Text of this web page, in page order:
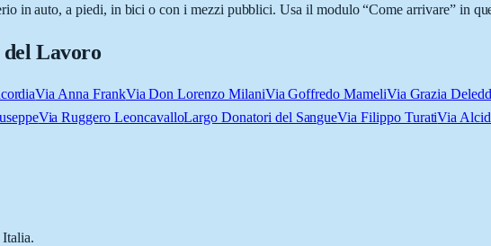
in auto, a piedi, in bici o con i mezzi pubblici. Usa il modulo “Come arrivare” in
Lavoro
Via Anna FrankVia Don Lorenzo MilaniVia Goffredo MameliVia Grazia
Via Ruggero LeoncavalloLargo Donatori del SangueVia Filippo TuratiVia
Italia.